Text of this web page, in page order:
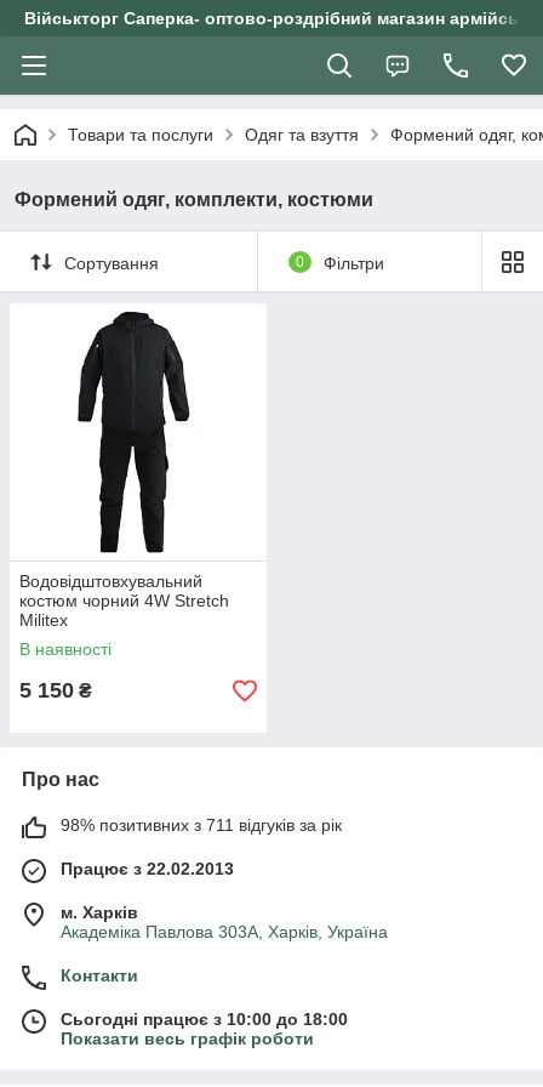
Військторг Саперка- оптово-роздрібний магазин
Товари та послуги Одяг та взуття Формений одяг,
Формений одяг, комплекти, костюми
Сортування 0 Фільтри
Водовідштовхувальний
костюм чорний 4W Stretch
Militex
В наявності
5 150 ₴
Про нас
98% позитивних з 711 відгуків за рік
Працює з 22.02.2013
м. Харків
Академіка Павлова 303А, Харків, Україна
Контакти
Сьогодні працює з 10:00 до 18:00
Показати весь графік роботи